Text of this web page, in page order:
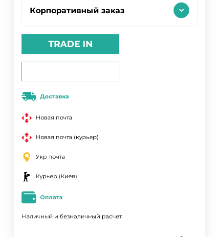
Корпоративный заказ
TRADE IN
Доставка
Новая почта
Новая почта (курьер)
Укр почта
Курьер (Киев)
Оплата
Наличный и безналичный расчет